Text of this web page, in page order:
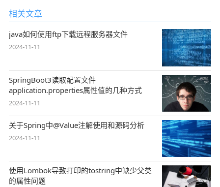
相关文章
java如何使用ftp下载远程服务器文件
2024-11-11
SpringBoot3读取配置文件
application.properties属性值的几种方式
2024-11-11
关于Spring中@Value注解使用和源码分析
2024-11-11
使用Lombok导致打印的tostring中缺少父类
的属性问题